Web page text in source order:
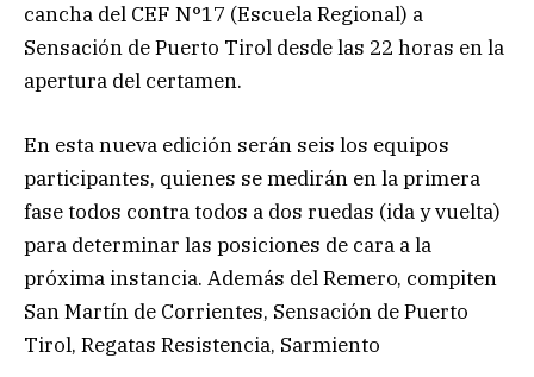
cancha del CEF N°17 (Escuela Regional) a
Sensación de Puerto Tirol desde las 22 horas en la
apertura del certamen.
En esta nueva edición serán seis los equipos
participantes, quienes se medirán en la primera
fase todos contra todos a dos ruedas (ida y vuelta)
para determinar las posiciones de cara a la
próxima instancia. Además del Remero, compiten
San Martín de Corrientes, Sensación de Puerto
Tirol, Regatas Resistencia, Sarmiento